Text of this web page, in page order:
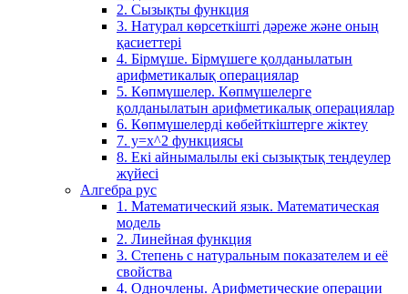
2. Сызықты функция
3. Натурал көрсеткішті дәреже және оның
қасиеттері
4. Бірмүше. Бірмүшеге қолданылатын
арифметикалық операциялар
5. Көпмүшелер. Көпмүшелерге
қолданылатын арифметикалық операциялар
6. Көпмүшелерді көбейткіштерге жіктеу
7. у=х^2 функциясы
8. Екі айнымалылы екі сызықтық теңдеулер
жүйесі
Алгебра рус
1. Математический язык. Математическая
модель
2. Линейная функция
3. Степень с натуральным показателем и её
свойства
4. Одночлены. Арифметические операции